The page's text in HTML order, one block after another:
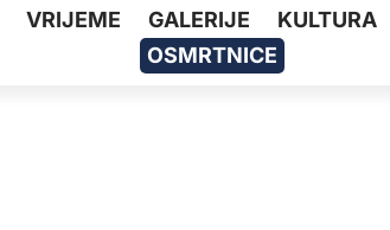
VRIJEME GALERIJE KULTURA
OSMRTNICE